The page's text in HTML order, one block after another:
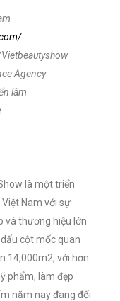
Agency
lãm
là một triển
Nam với sự
và thương hiệu lớn
cột mốc quan
14,000m2, với hơn
phẩm, làm đẹp
năm nay đang đối